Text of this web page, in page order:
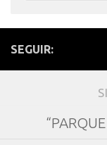
SEGUIR: